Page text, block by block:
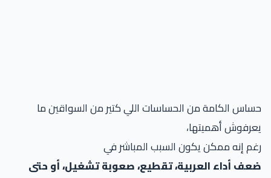
حساس الكامة من الحساسات اللي كتير من السواقين ما
يعرفوش أهميتها،
رغم إنه ممكن يكون السبب المباشر في
ضعف أداء العربية، تقطيع، صعوبة تشغيل، أو حتى